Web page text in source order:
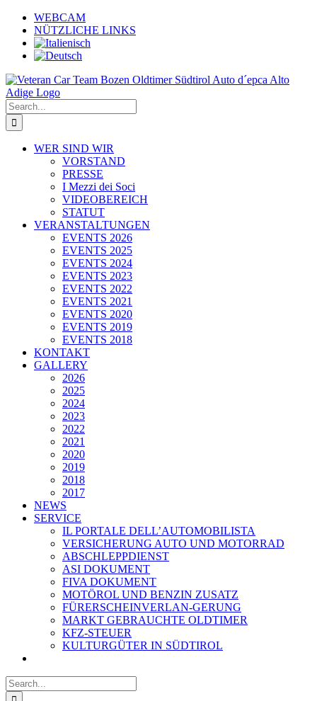
Skip
content
WEBCAM
NÜTZLICHE LINKS
Search
for:
WER SIND WIR
VORSTAND
PRESSE
I Mezzi dei Soci
VIDEOBEREICH
STATUT
VERANSTALTUNGEN
EVENTS 2026
EVENTS 2025
EVENTS 2024
EVENTS 2023
EVENTS 2022
EVENTS 2021
EVENTS 2020
EVENTS 2019
EVENTS 2018
KONTAKT
GALLERY
2026
2025
2024
2023
2022
2021
2020
2019
2018
2017
NEWS
SERVICE
IL PORTALE DELL’AUTOMOBILISTA
VERSICHERUNG AUTO UND MOTORRAD
ABSCHLEPPDIENST
ASI DOKUMENT
FIVA DOKUMENT
MOTÖROL UND BENZIN ZUSATZ
FÜRERSCHEINVERLAN-GERUNG
MARKT GEBRAUCHTE OLDTIMER
KFZ-STEUER
KULTURGÜTER IN SÜDTIROL
Search
for: